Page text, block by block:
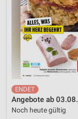
Angebote ab 03.08.
Noch heute gültig